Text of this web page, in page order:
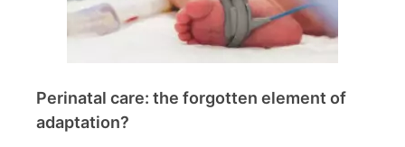
Perinatal care: the forgotten element of
adaptation?